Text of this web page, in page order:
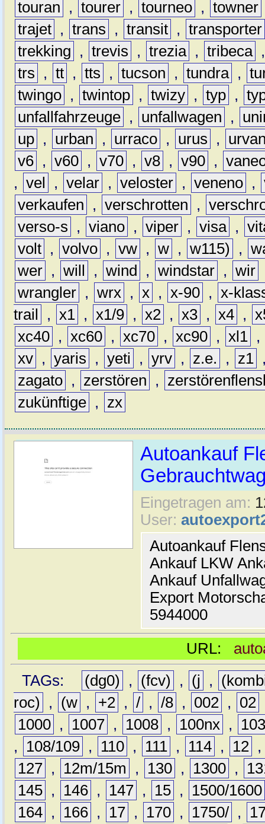
touran , tourer , tourneo , towner
trajet , trans , transit , transporter
trekking
, trevis , trezia , tribeca
trs
, tt , tts , tucson , tundra ,
twingo , twintop , twizy , typ ,
unfallfahrzeuge , unfallwagen ,
up , urban , urraco , urus ,
v6 , v60 , v70 , v8 , v90 ,
, vel , velar , veloster , veneno ,
verkaufen
, verschrotten ,
verso-s
, viano , viper , visa ,
volt , volvo , vw , w , w115) ,
wer , will , wind , windstar , wir
wrangler , wrx , x , x-90 , x-
trail
, x1 , x1/9 , x2 , x3 , x4 ,
xc40 , xc60 , xc70 , xc90 , xl1 ,
xv , yaris , yeti , yrv , z.e. , z1
zagato , zerstören ,
zukünftige , zx
Autoankauf
Eingetragen am:
User:
Autoankauf
Ankauf LKW
Ankauf
Export
5944000
URL:
TAGs:
(dg0) , (fcv) , (j ,
roc)
, (w , +2 , / , /8 , 002 , 02
1000 , 1007 , 1008 , 100nx ,
,
108/109 , 110 , 111 , 114 , 12
127 , 12m/15m , 130 , 1300 ,
145 , 146 , 147 , 15 ,
1500/1600
164 , 166 , 17 , 170 , 1750/ ,